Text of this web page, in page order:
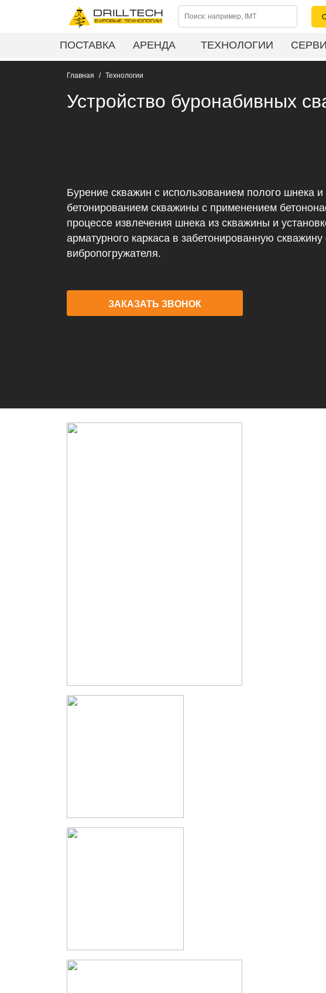
ПОСТАВКА АРЕНДА ТЕХНОЛОГИИ
Главная Технологии
Устройство буронабивных
Бурение скважин с использованием полого шнека и
бетонированием скважины с применением
процессе извлечения шнека из скважины и
арматурного каркаса в забетонированную
вибропогружателя.
ЗАКАЗАТЬ ЗВОНОК